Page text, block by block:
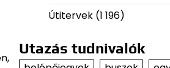
Útitervek(1 196)
Utazás tudnivalók